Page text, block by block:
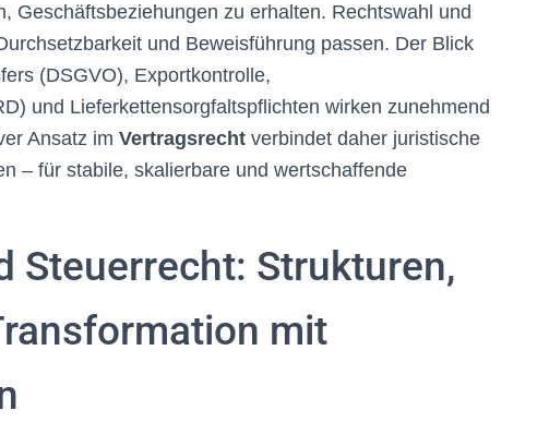
Geschäftsbeziehungen zu erhalten. Rechtswahl und
und Beweisführung passen. Der Blick
(DSGVO), Exportkontrolle,
und Lieferkettensorgfaltspflichten wirken zunehmend
Ansatz im Vertragsrecht verbindet daher juristische
– für stabile, skalierbare und wertschaffende
Steuerrecht: Strukturen,
mit